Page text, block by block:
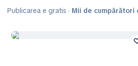
Publicarea e gratis · Mii de cumpărători